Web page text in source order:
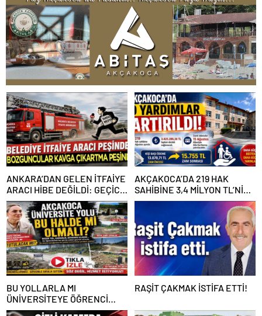
ANKARA’DAN GELEN İTFAİYE
ARACI HİBE DEĞİLDİ: GEÇİCİ
GÖREVLENDİRME SONA ERDİ
AKÇAKOCA’DA 219 HAK
SAHİBİNE 3,4 MİLYON TL’NİN
ÜZERİNDE DESTEK
BU YOLLARLA MI
ÜNİVERSİTEYE ÖĞRENCİ
ÇAĞIRACAĞIZ?
RAŞİT ÇAKMAK İSTİFA ETTİ!